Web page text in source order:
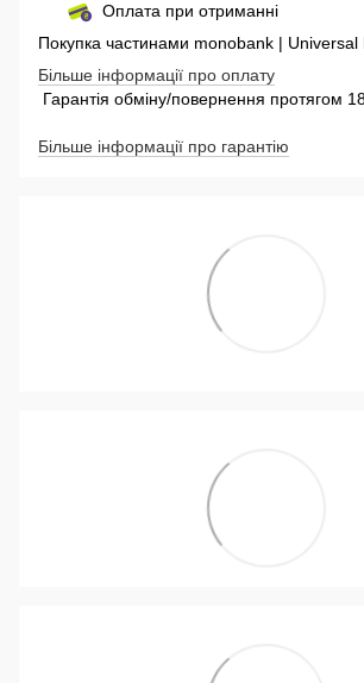
Оплата при отриманні
Покупка частинами monobank | Universal
Більше інформації про оплату
Гарантія обміну/повернення протягом
Більше інформації про гарантію